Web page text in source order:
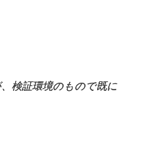
検証環境のもので既に